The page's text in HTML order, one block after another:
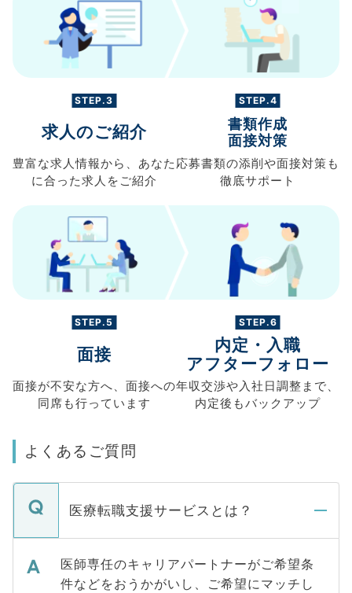
STEP.3
求人のご紹介
豊富な求人情報から、 あなた
に合った求人を ご紹介
STEP.4
書類作成
面接対策
応募書類の添削や面接対策も
徹底サポート
STEP.5
面接
面接が不安な方へ、 面接への
同席も行っています
STEP.6
内定・入職
アフターフォロー
年収交渉や入社日調整まで、
内定後もバックアップ
よくあるご質問
医療転職支援サービスとは？
医師専任のキャリアパートナーがご希望条
件などをおうかがいし、ご希望にマッチし